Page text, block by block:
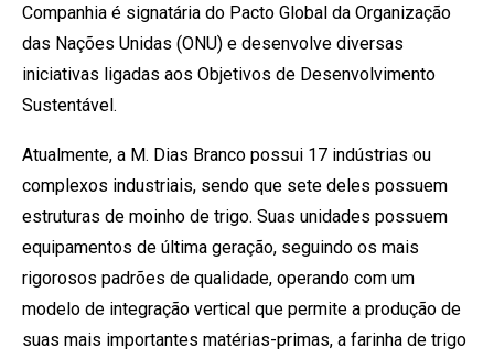
Companhia é signatária do Pacto Global da Organização
das Nações Unidas (ONU) e desenvolve diversas
iniciativas ligadas aos Objetivos de Desenvolvimento
Sustentável.
Atualmente, a M. Dias Branco possui 17 indústrias ou
complexos industriais, sendo que sete deles possuem
estruturas de moinho de trigo. Suas unidades possuem
equipamentos de última geração, seguindo os mais
rigorosos padrões de qualidade, operando com um
modelo de integração vertical que permite a produção de
suas mais importantes matérias-primas, a farinha de trigo